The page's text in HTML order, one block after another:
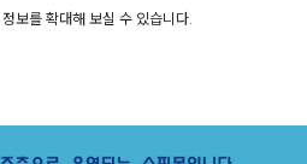
보를 확대해 보실 수 있습니다.